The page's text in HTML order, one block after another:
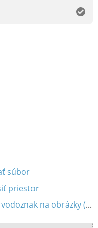
súbor
priestor
na obrázky (watermark)